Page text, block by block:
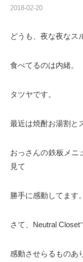
2018-02-20
どうも、夜な夜なス
食べてるのは内緒。
タツヤです。
最近は焼酎お湯割と
おっさんの鉄板メニ
見て
勝手に感動してます。
さて、Neutral Closet
感動させらるものあ